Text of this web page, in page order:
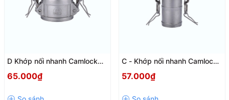
D Khớp nối nhanh Camlock
65.000₫
C - Khớp nối nhanh Camlock
57.000₫